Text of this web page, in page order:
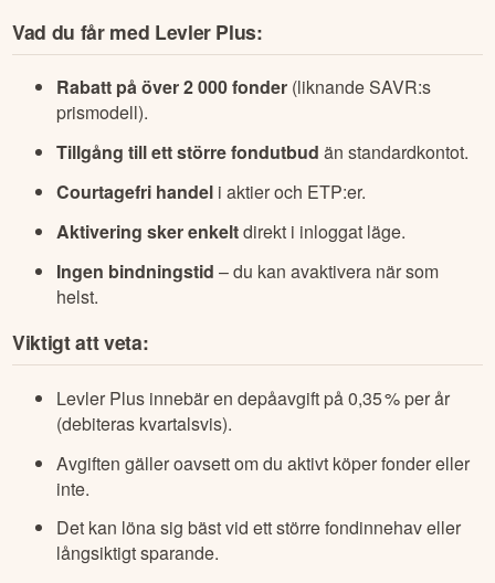
Vad du får med Levler Plus:
Rabatt på över 2 000 fonder (liknande SAVR:s
prismodell).
Tillgång till ett större fondutbud än standardkontot.
Courtagefri handel i aktier och ETP:er.
Aktivering sker enkeltdirekt i inloggat läge.
Ingen bindningstid – du kan avaktivera när som
helst.
Viktigt att veta:
Levler Plus innebär en depåavgift på 0,35 % per år
(debiteras kvartalsvis).
Avgiften gäller oavsett om du aktivt köper fonder eller
inte.
Det kan löna sig bäst vid ett större fondinnehav eller
långsiktigt sparande.